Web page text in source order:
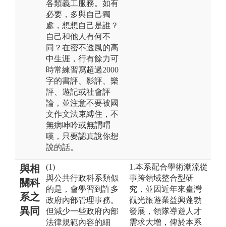
各類義工服務。如有
必要，多與自己獨
處，想想自己是誰？
自己和他人有何不
同？在密不透風的高
中生涯，行有餘力可
時常練習寫超過2000
字的書評、影評、樂
評、遊記或社會評
論，並注意不要被國
文作文法束縛住，不
無病呻吟或無謂喟
嘆，只要認真說你想
說的話。
與相
關科
系之
異同
(1)
與公共行政科系類似
的是，會學習到許多
政府內部管理事務。
但減少一些政府內部
法律規範內容的細
1.本系配合學術潮流從
事跨領域整合型研
究，並因近年來臺灣
觀光旅遊業益興蓬勃
發展，領隊導遊人才
需求大增，俾於本系